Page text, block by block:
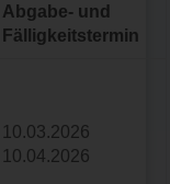
Abgabe- und
Fälligkeitstermin
10.03.2026
10.04.2026